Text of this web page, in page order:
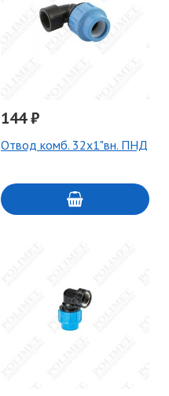
144 ₽
Отвод комб. 32х1"вн. ПНД